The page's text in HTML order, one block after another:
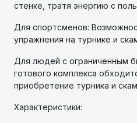
стенке, тратя энергию с
Для спортсменов:
упражнения на турнике и
Для людей с ограниченным
готового комплекса
приобретение турника и
Характеристики: